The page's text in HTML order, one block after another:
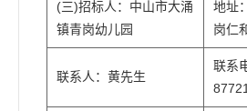
(三)招标人：中山市大涌
镇青岗幼儿园
地址
岗仁
联系人：黄先生
联系